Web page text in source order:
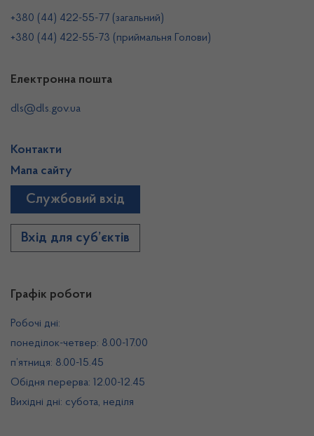
Графік роботи
Робочі дні:
понеділок-четвер: 8.00-17.00
п’ятниця: 8.00-15.45
Обідня перерва: 12.00-12.45
Вихідні дні: субота, неділя
+380 (44) 422-55-77 (загальний)
+380 (44) 422-55-73 (приймальня Голови)
Електронна пошта
dls@dls.gov.ua
Контакти
Мапа сайту
Службовий вхід
Вхід для суб’єктів